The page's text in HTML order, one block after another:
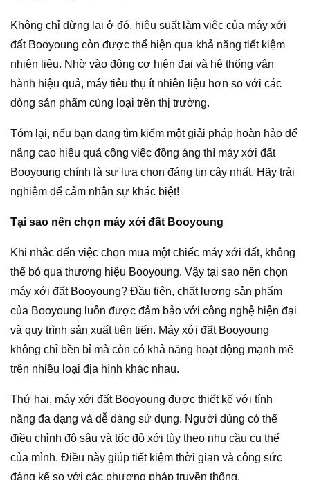
Không chỉ dừng lại ở đó, hiệu suất làm việc của máy xới
đất Booyoung còn được thể hiện qua khả năng tiết kiệm
nhiên liệu. Nhờ vào động cơ hiện đại và hệ thống vận
hành hiệu quả, máy tiêu thụ ít nhiên liệu hơn so với các
dòng sản phẩm cùng loại trên thị trường.
Tóm lại, nếu bạn đang tìm kiếm một giải pháp hoàn hảo để
nâng cao hiệu quả công việc đồng áng thì máy xới đất
Booyoung chính là sự lựa chọn đáng tin cậy nhất. Hãy trải
nghiệm để cảm nhận sự khác biệt!
Tại sao nên chọn máy xới đất Booyoung
Khi nhắc đến việc chọn mua một chiếc máy xới đất, không
thể bỏ qua thương hiệu Booyoung. Vậy tại sao nên chọn
máy xới đất Booyoung? Đầu tiên, chất lượng sản phẩm
của Booyoung luôn được đảm bảo với công nghệ hiện đại
và quy trình sản xuất tiên tiến. Máy xới đất Booyoung
không chỉ bền bỉ mà còn có khả năng hoạt động mạnh mẽ
trên nhiều loại địa hình khác nhau.
Thứ hai, máy xới đất Booyoung được thiết kế với tính
năng đa dạng và dễ dàng sử dụng. Người dùng có thể
điều chỉnh độ sâu và tốc độ xới tùy theo nhu cầu cụ thể
của mình. Điều này giúp tiết kiệm thời gian và công sức
đáng kể so với các phương pháp truyền thống.